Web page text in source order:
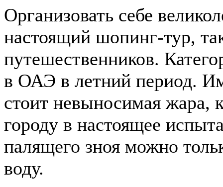
Организовать себе
настоящий шопинг-тур,
путешественников.
в ОАЭ в летний период.
стоит невыносимая жара,
городу в настоящее
палящего зноя можно
воду.